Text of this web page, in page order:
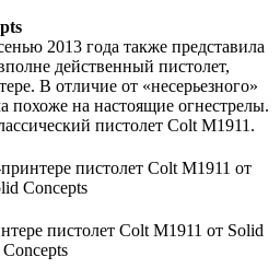
2013 года также представила
действенный пистолет,
В отличие от «несерьезного»
похоже на настоящие огнестрелы.
пистолет Colt M1911.
пистолет Colt M1911 от Solid
Concepts